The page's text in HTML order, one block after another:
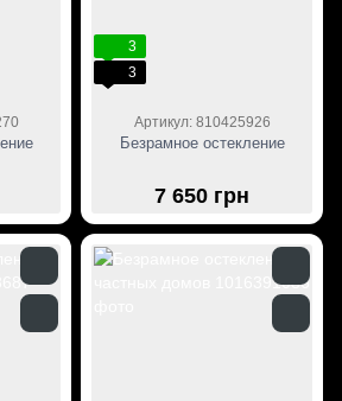
3
3
Артикул: 810425926
Безрамное остекление
7 650 грн